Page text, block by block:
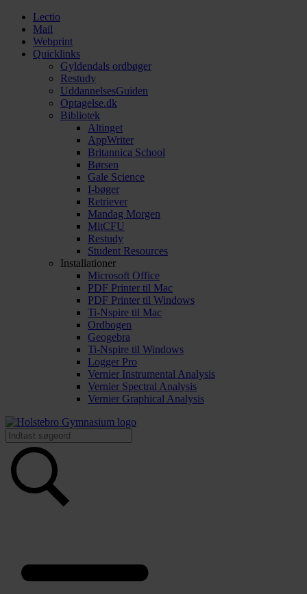
Lectio
Mail
Webprint
Quicklinks
Gyldendals ordbøger
Restudy
UddannelsesGuiden
Optagelse.dk
Bibliotek
Altinget
AppWriter
Britannica School
Børsen
Gale Science
I-bøger
Retriever
Mandag Morgen
MitCFU
Restudy
Student Resources
Installationer
Microsoft Office
PDF Printer til Mac
PDF Printer til Windows
Ti-Nspire til Mac
Ordbogen
Geogebra
Ti-Nspire til Windows
Logger Pro
Vernier Instrumental Analysis
Vernier Spectral Analysis
Vernier Graphical Analysis